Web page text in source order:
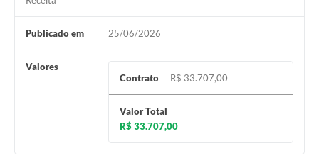
Publicado em 25/06/2026
Valores
Contrato
R$ 33.707,00
Valor Total
R$ 33.707,00